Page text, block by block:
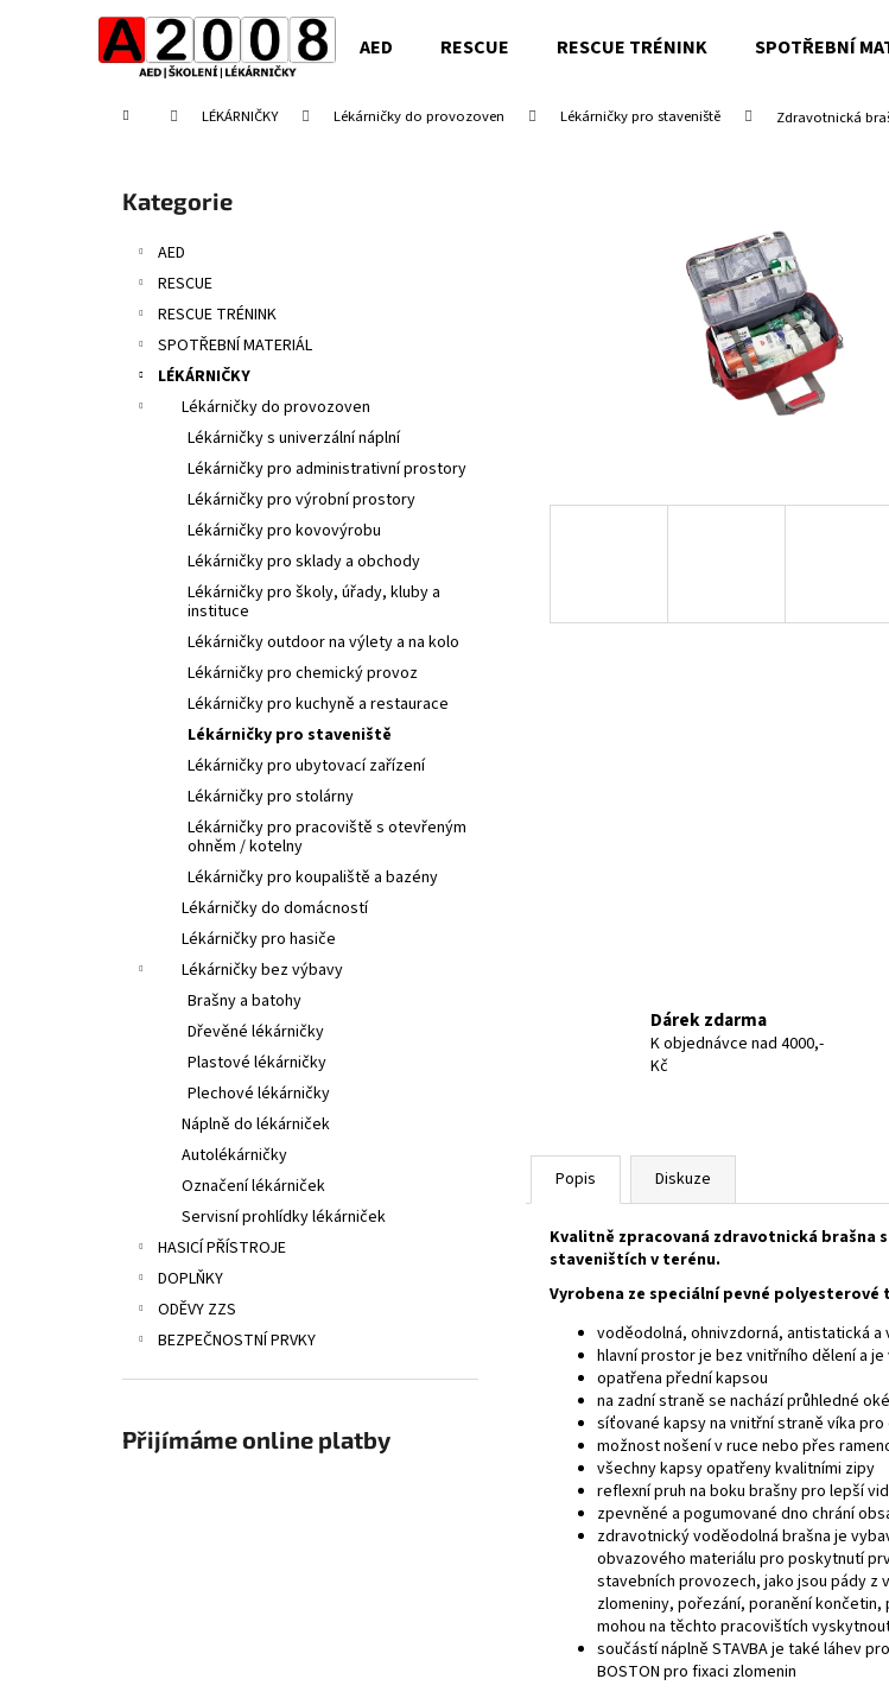
AED RESCUE RESCUE TRÉNINK SPOTŘEBNÍ
Domů LÉKÁRNIČKY Lékárničky do provozoven Lékárničky pro staveniště Zdravotnická
Přeskočit
kategorie
Kategorie
AED
RESCUE
RESCUE TRÉNINK
SPOTŘEBNÍ MATERIÁL
LÉKÁRNIČKY
Lékárničky do provozoven
Lékárničky s univerzální náplní
Lékárničky pro administrativní prostory
Lékárničky pro výrobní prostory
Lékárničky pro kovovýrobu
Lékárničky pro sklady a obchody
Lékárničky pro školy, úřady, kluby a
instituce
Lékárničky outdoor na výlety a na kolo
Lékárničky pro chemický provoz
Lékárničky pro kuchyně a restaurace
Lékárničky pro staveniště
Lékárničky pro ubytovací zařízení
Lékárničky pro stolárny
Lékárničky pro pracoviště s otevřeným
ohněm / kotelny
Lékárničky pro koupaliště a bazény
Lékárničky do domácností
Lékárničky pro hasiče
Lékárničky bez výbavy
Brašny a batohy
Dřevěné lékárničky
Plastové lékárničky
Plechové lékárničky
Náplně do lékárniček
Autolékárničky
Označení lékárniček
Servisní prohlídky lékárniček
HASICÍ PŘÍSTROJE
DOPLŇKY
ODĚVY ZZS
BEZPEČNOSTNÍ PRVKY
Přijímáme online platby
Dárek zdarma
K objednávce nad 4000,-
Kč
Popis Diskuze
Kvalitně zpracovaná zdravotnická brašna
staveništích v terénu.
Vyrobena ze speciální pevné polyesterové
voděodolná, ohnivzdorná, antistatická
hlavní prostor je bez vnitřního dělení a
opatřena přední kapsou
na zadní straně se nachází průhledné
síťované kapsy na vnitřní straně víka
možnost nošení v ruce nebo přes
všechny kapsy opatřeny kvalitními zipy
reflexní pruh na boku brašny pro lepší
zpevněné a pogumované dno chrání
zdravotnický voděodolná brašna je
obvazového materiálu pro poskytnutí
stavebních provozech, jako jsou pády
zlomeniny, pořezání, poranění
mohou na těchto pracovištích
součástí náplně STAVBA je také láhev
BOSTON pro fixaci zlomenin
Zpět
Zpět
Co potřebujete najít?
Doporučujeme